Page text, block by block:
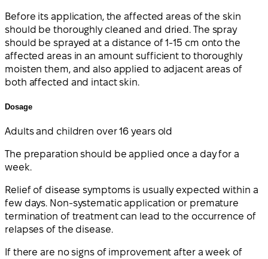
Before its application, the affected areas of the skin
should be thoroughly cleaned and dried. The spray
should be sprayed at a distance of 1-15 cm onto the
affected areas in an amount sufficient to thoroughly
moisten them, and also applied to adjacent areas of
both affected and intact skin.
Dosage
Adults and children over 16 years old
The preparation should be applied once a day for a
week.
Relief of disease symptoms is usually expected within a
few days. Non-systematic application or premature
termination of treatment can lead to the occurrence of
relapses of the disease.
If there are no signs of improvement after a week of